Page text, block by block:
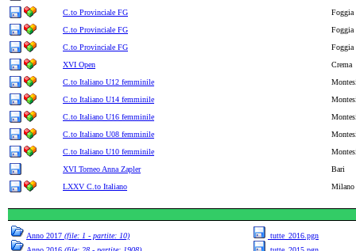
C.to Provinciale FG
Foggia
C.to Provinciale FG
Foggia
C.to Provinciale FG
Foggia
XVI Open
Crema
C.to Italiano U12 femminile
C.to Italiano U14 femminile
C.to Italiano U16 femminile
C.to Italiano U08 femminile
C.to Italiano U10 femminile
XVI Torneo Anna Zapler
Bari
LXXV C.to Italiano
Milano
Anno 2017 (file: 1 - partite: 10)
tutte_2016.pgn